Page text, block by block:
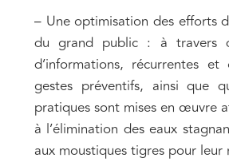
– Une optimisation des efforts
du grand public : à travers
d’informations, récurrentes et
gestes préventifs, ainsi que
pratiques sont mises en œuvre
à l’élimination des eaux
aux moustiques tigres pour leur